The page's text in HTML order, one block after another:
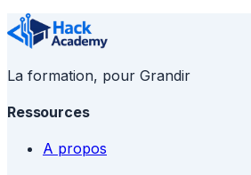
La formation, pour Grandir
Ressources
A propos